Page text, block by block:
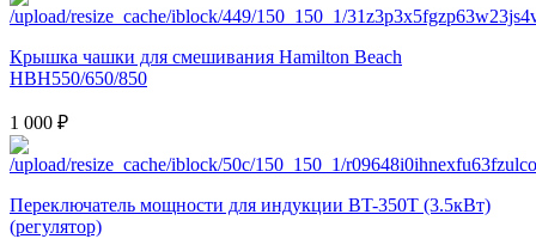
Крышка чашки для смешивания Hamilton Beach
HBH550/650/850
1 000 ₽
Переключатель мощности для индукции BT-350T (3.5кВт)
(регулятор)